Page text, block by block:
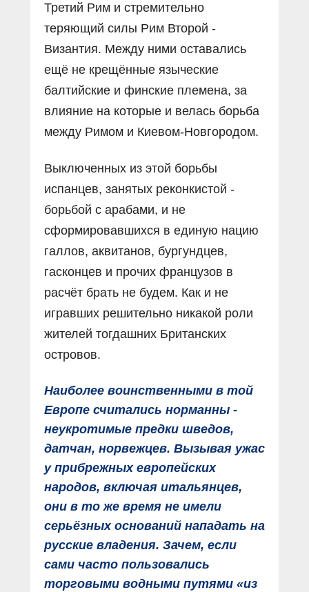
Третий Рим и стремительно
теряющий силы Рим Второй -
Византия. Между ними оставались
ещё не крещённые языческие
балтийские и финские племена, за
влияние на которые и велась борьба
между Римом и Киевом-Новгородом.
Выключенных из этой борьбы
испанцев, занятых реконкистой -
борьбой с арабами, и не
сформировавшихся в единую нацию
галлов, аквитанов, бургундцев,
гасконцев и прочих французов в
расчёт брать не будем. Как и не
игравших решительно никакой роли
жителей тогдашних Британских
островов.
Наиболее воинственными в той
Европе считались норманны -
неукротимые предки шведов,
датчан, норвежцев. Вызывая ужас
у прибрежных европейских
народов, включая итальянцев,
они в то же время не имели
серьёзных оснований нападать на
русские владения. Зачем, если
сами часто пользовались
торговыми водными путями «из